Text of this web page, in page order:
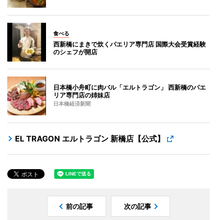
食べる
西新橋にまきで炊くパエリア専門店 国際大会受賞経験
のシェフが開店
日本橋小舟町に肉バル「エルトラゴン」 西新橋のパエ
リア専門店の姉妹店
日本橋経済新聞
EL TRAGON エルトラゴン 新橋店【公式】
前の記事 次の記事